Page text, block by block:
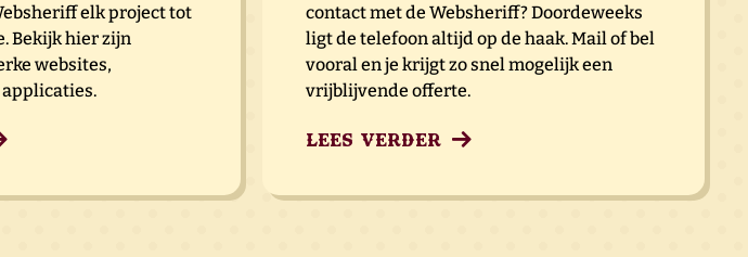
elk project tot
Bekijk hier zijn
websites,
applicaties.
contact met de Websheriff? Doordeweeks
ligt de telefoon altijd op de haak. Mail of bel
vooral en je krijgt zo snel mogelijk een
vrijblijvende offerte.
Lees verder